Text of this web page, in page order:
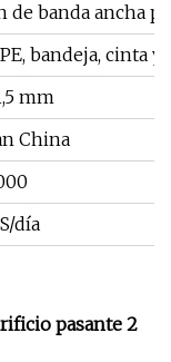
de banda ancha
bandeja, cinta y
mm
China
día
pasante 2